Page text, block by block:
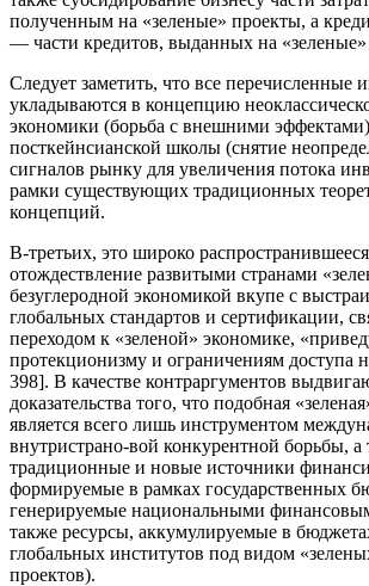
полученным на «зеленые» проекты, а
— части кредитов, выданных на «зеленые»
Следует заметить, что все перечисленные
укладываются в концепцию
экономики (борьба с внешними
посткейнсианской школы (снятие
сигналов рынку для увеличения потока
рамки существующих традиционных
концепций.
В-третьих, это широко
отождествление развитыми странами
безуглеродной экономикой вкупе с
глобальных стандартов и сертификации,
переходом к «зеленой» экономике,
протекционизму и ограничениям доступа
398]. В качестве контраргументов
доказательства того, что подобная
является всего лишь инструментом
внутристрано-вой конкурентной борьбы, а
традиционные и новые источники
формируемые в рамках государственных
генерируемые национальными
также ресурсы, аккумулируемые в
глобальных институтов под видом
проектов).